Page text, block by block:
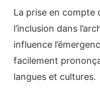
La prise en compte
l’inclusion dans
influence
facilement
langues et cultures.